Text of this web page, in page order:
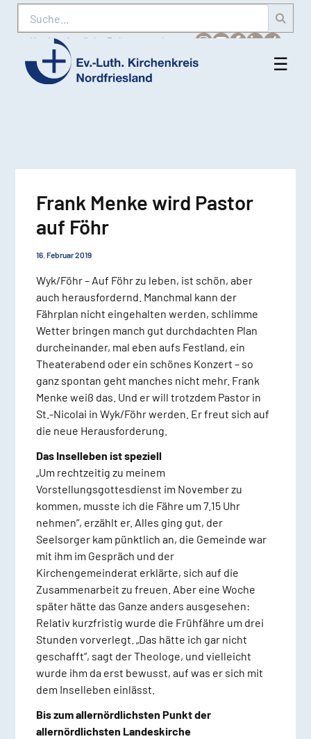
Suche
Karriere Amtliche Bekanntmachungen
Ev.-
☰
Frank Menke wird Pastor
auf Föhr
16. Februar 2019
Wyk/Föhr – Auf Föhr zu leben, ist schön, aber
auch herausfordernd. Manchmal kann der
Fährplan nicht eingehalten werden, schlimme
Wetter bringen manch gut durchdachten Plan
durcheinander, mal eben aufs Festland, ein
Theaterabend oder ein schönes Konzert – so
ganz spontan geht manches nicht mehr. Frank
Menke weiß das. Und er will trotzdem Pastor in
St.-Nicolai in Wyk/Föhr werden. Er freut sich auf
die neue Herausforderung.
Das Inselleben ist speziell
„Um rechtzeitig zu meinem
Vorstellungsgottesdienst im November zu
kommen, musste ich die Fähre um 7.15 Uhr
nehmen“, erzählt er. Alles ging gut, der
Seelsorger kam pünktlich an, die Gemeinde war
mit ihm im Gespräch und der
Kirchengemeinderat erklärte, sich auf die
Zusammenarbeit zu freuen. Aber eine Woche
später hätte das Ganze anders ausgesehen:
Relativ kurzfristig wurde die Frühfähre um drei
Stunden vorverlegt. „Das hätte ich gar nicht
geschafft“, sagt der Theologe, und vielleicht
wurde ihm da erst bewusst, auf was er sich mit
dem Inselleben einlässt.
Bis zum allernördlichsten Punkt der
allernördlichsten Landeskirche